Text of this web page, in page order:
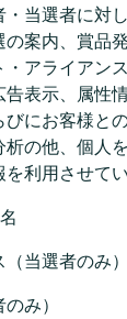
当選者に対
案内、賞品
・アライアン
表示、属性
びにお客様と
析の他、個人
利用させて
当選者のみ）
み）